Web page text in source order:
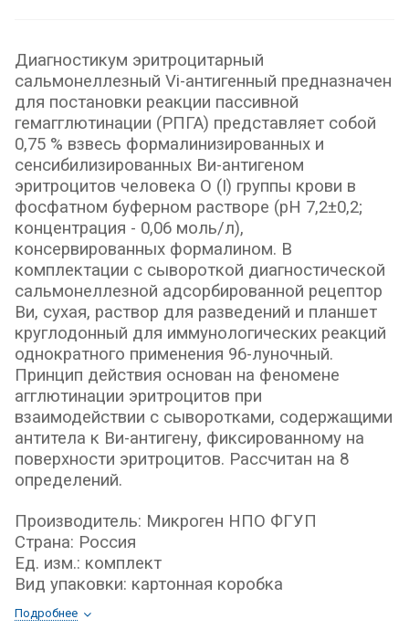
Диагностикум эритроцитарный
сальмонеллезный Vi-антигенный предназначен
для постановки реакции пассивной
гемагглютинации (РПГА) представляет собой
0,75 % взвесь формалинизированных и
сенсибилизированных Ви-антигеном
эритроцитов человека О (I) группы крови в
фосфатном буферном растворе (рН 7,2±0,2;
концентрация - 0,06 моль/л),
консервированных формалином. В
комплектации с сывороткой диагностической
сальмонеллезной адсорбированной рецептор
Ви, сухая, раствор для разведений и планшет
круглодонный для иммунологических реакций
однократного применения 96-луночный.
Принцип действия основан на феномене
агглютинации эритроцитов при
взаимодействии с сыворотками, содержащими
антитела к Ви-антигену, фиксированному на
поверхности эритроцитов. Рассчитан на 8
определений.
Производитель: Микроген НПО ФГУП
Страна: Россия
Ед. изм.: комплект
Вид упаковки: картонная коробка
Подробнее